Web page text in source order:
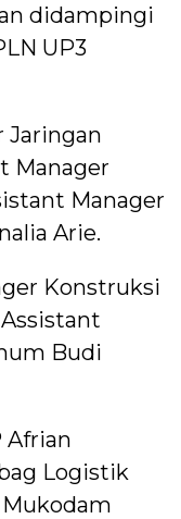
didampingi
UP3
Jaringan
Manager
Manager
Arie.
Konstruksi
Budi
Afrian
Logistik